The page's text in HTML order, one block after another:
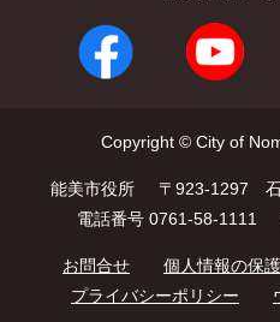
Copyright © City of
能美市役所
〒923-1297 石
電話番号 0761-58-1111
お問合せ 個人情報の保護
プライバシーポリシー